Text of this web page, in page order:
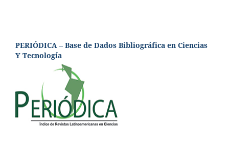
PERIÓDICA – Base de Dados Bibliográfica en Ciencias
Y Tecnología